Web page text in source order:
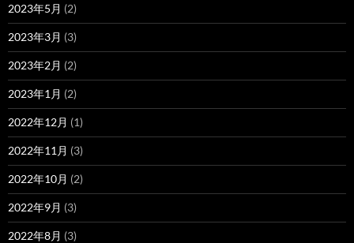
2023年5月 (2)
2023年3月 (3)
2023年2月 (2)
2023年1月 (2)
2022年12月 (1)
2022年11月 (3)
2022年10月 (2)
2022年9月 (3)
2022年8月 (3)